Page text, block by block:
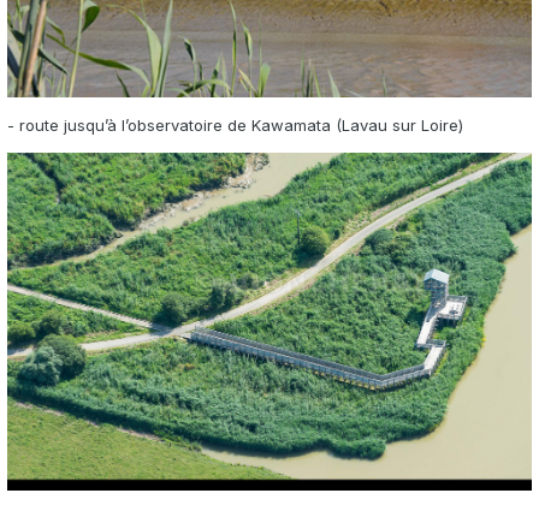
- route jusqu’à l’observatoire de Kawamata (Lavau sur Loire)